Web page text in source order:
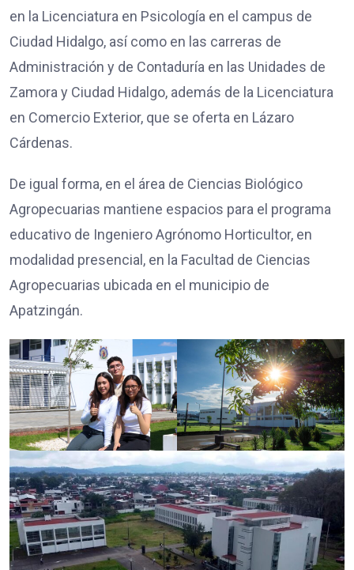
en la Licenciatura en Psicología en el campus de
Ciudad Hidalgo, así como en las carreras de
Administración y de Contaduría en las Unidades de
Zamora y Ciudad Hidalgo, además de la Licenciatura
en Comercio Exterior, que se oferta en Lázaro
Cárdenas.
De igual forma, en el área de Ciencias Biológico
Agropecuarias mantiene espacios para el programa
educativo de Ingeniero Agrónomo Horticultor, en
modalidad presencial, en la Facultad de Ciencias
Agropecuarias ubicada en el municipio de
Apatzingán.